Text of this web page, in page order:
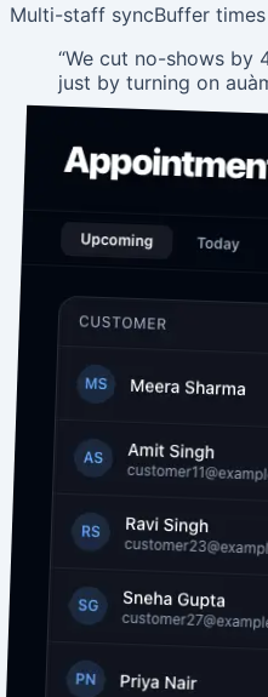
Multi-staff syncBuffer times
“We cut no-shows by
just by turning on